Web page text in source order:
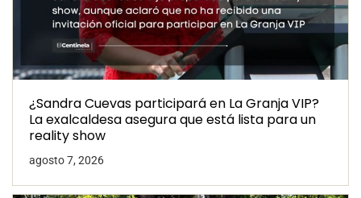
¿Sandra Cuevas participará en La Granja VIP?
La exalcaldesa asegura que está lista para un
reality show
agosto 7, 2026